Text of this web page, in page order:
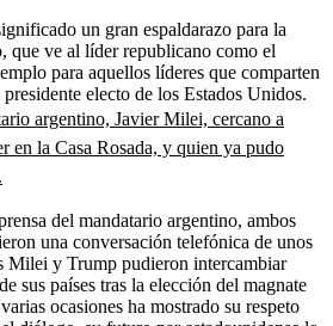
un gran espaldarazo para la
que ve al líder republicano como el
para aquellos líderes que comparten
electo de los Estados Unidos.
argentino, Javier Milei, cercano a
en la Casa Rosada, y quien ya pudo
del mandatario argentino, ambos
una conversación telefónica de unos
Milei y Trump pudieron intercambiar
sus países tras la elección del magnate
ocasiones ha mostrado su respeto